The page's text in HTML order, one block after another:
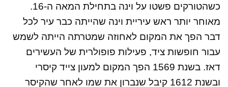
כשהטורקים פשטו על וינה בתחילת המאה ה-16.
מאוחר יותר ראש עיריית וינה שהייתה כבר עיר לכל
דבר הפך את המקום לאחוזה שמטרתה הייתה לשמש
עבור חופשות ציד, פעילות פופולרית של העשירים
דאז. בשנת 1569 הפך המקום למעון צייד קיסרי
ובשנת 1612 קיבל שנברון את שמו לאחר שהקיסר